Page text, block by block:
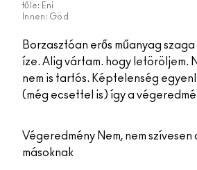
tőle: Eni
Innen: Göd
Borzasztóan erős műanyag szaga
íze. Alig vártam. hogy letöröljem.
nem is tartós. Képtelenség
(még ecsettel is) így a
Végeredmény Nem, nem
másoknak